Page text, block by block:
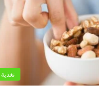
تغذية